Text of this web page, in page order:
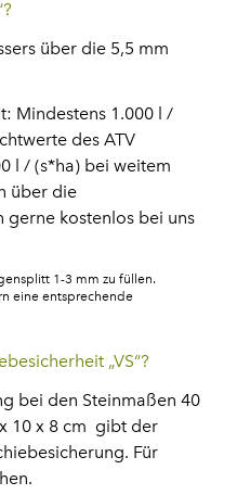
über die 5,5 mm
Mindestens 1.000 l /
des ATV
l / (s*ha) bei weitem
über die
gerne kostenlos bei uns
1-3 mm zu füllen.
eine entsprechende
„VS“?
bei den Steinmaßen 40
10 x 8 cm gibt der
Für